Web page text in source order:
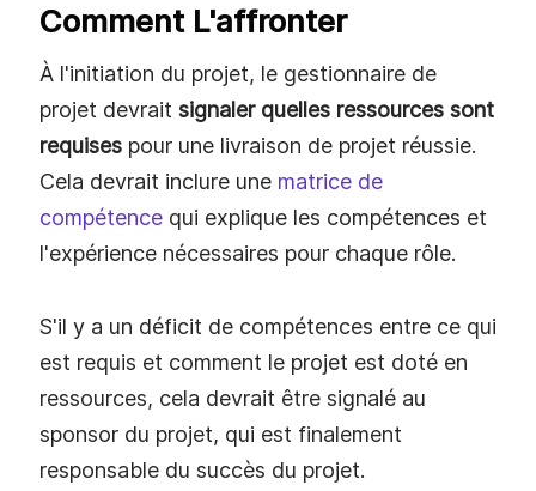
Comment L'affronter
À l'initiation du projet, le gestionnaire de
projet devrait signaler quelles ressources sont
requises pour une livraison de projet réussie.
Cela devrait inclure une matrice de
compétence qui explique les compétences et
l'expérience nécessaires pour chaque rôle.
S'il y a un déficit de compétences entre ce qui
est requis et comment le projet est doté en
ressources, cela devrait être signalé au
sponsor du projet, qui est finalement
responsable du succès du projet.